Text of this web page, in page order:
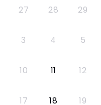
27 28 29
3 4 5
10 11 12
17 18 19